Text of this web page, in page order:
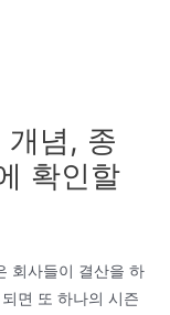
념, 종
확인할
회사들이 결산을 하
면 또 하나의 시즌